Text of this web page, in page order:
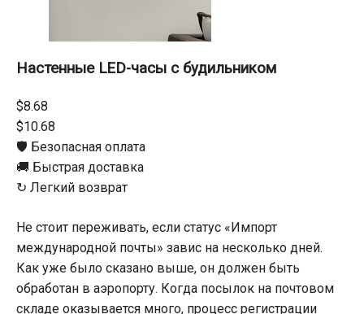
Настенные LED-часы с будильником
$8.68
$10.68
🛡️ Безопасная оплата
🚚 Быстрая доставка
↻ Легкий возврат
Не стоит переживать, если статус «Импорт
международной почты» завис на несколько дней.
Как уже было сказано выше, он должен быть
обработан в аэропорту. Когда посылок на почтовом
складе оказывается много, процесс регистрации